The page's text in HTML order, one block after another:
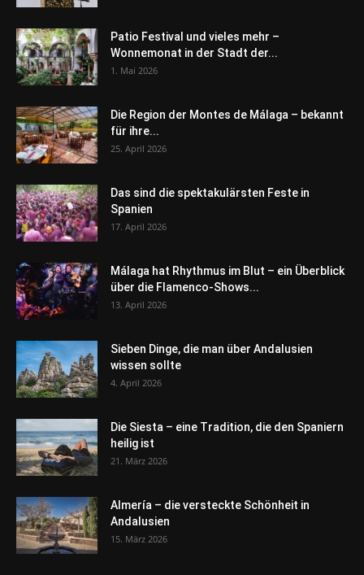
Patio Festival und vieles mehr –
Wonnemonat in der Stadt der...
1. Mai 2026
Die Region der Montes de Málaga – bekannt
für ihre...
25. April 2026
Das sind die spektakulärsten Feste in
Spanien
17. April 2026
Málaga hat Rhythmus im Blut – ein Überblick
über die Flamenco-Shows...
13. April 2026
Sieben Dinge, die man über Andalusien
wissen sollte
4. April 2026
Die Siesta – eine Tradition, die den Spaniern
heilig ist
21. März 2026
Almería – die versteckte Schönheit in
Andalusien
15. März 2026